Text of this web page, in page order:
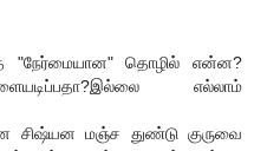
"நேர்மையான" தொழில் என்ன?
எல்லாம்
சிஷ்யன மஞ்ச துண்டு குருவை